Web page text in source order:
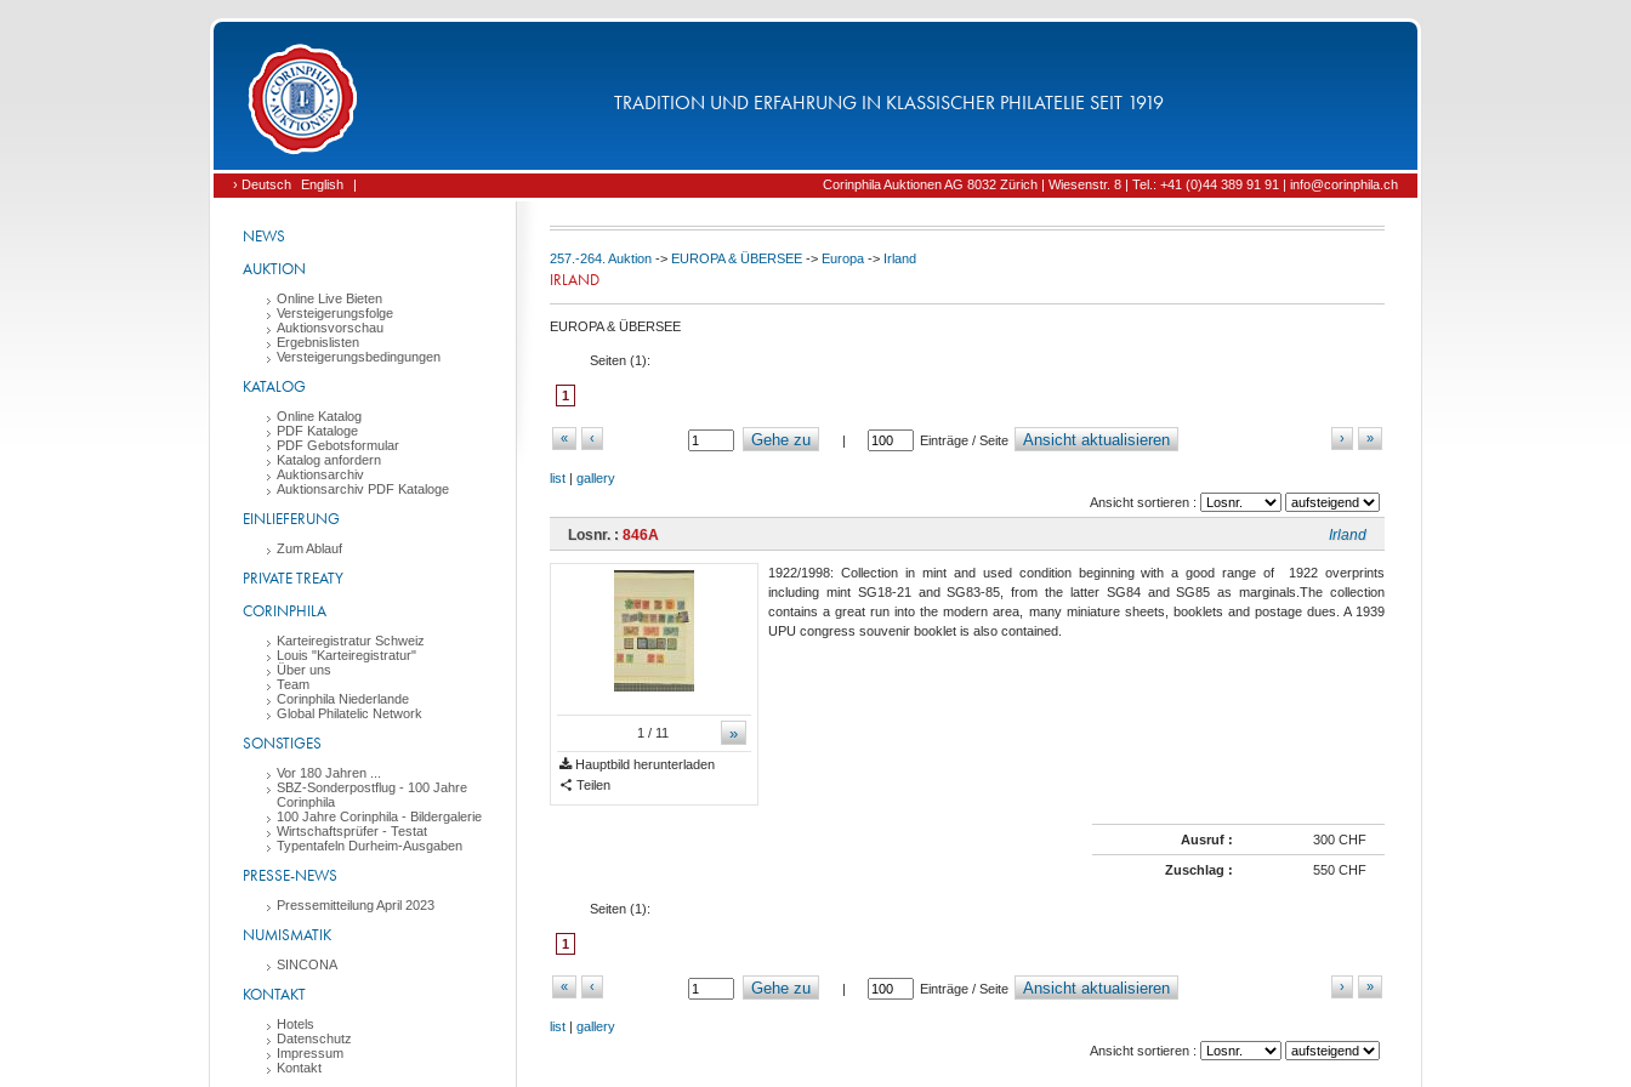
TRADITION UND ERFAHRUNG IN KLASSISCHER PHILATELIE SEIT 1919
› Deutsch English | Corinphila Auktionen AG 8032 Zürich | Wiesenstr. 8 | Tel.: +41 (0)44 389 91 91 | info@corinphila.ch
NEWS
AUKTION
Online Live Bieten
Versteigerungsfolge
Auktionsvorschau
Ergebnislisten
Versteigerungsbedingungen
KATALOG
Online Katalog
PDF Kataloge
PDF Gebotsformular
Katalog anfordern
Auktionsarchiv
Auktionsarchiv PDF Kataloge
EINLIEFERUNG
Zum Ablauf
PRIVATE TREATY
CORINPHILA
Karteiregistratur Schweiz
Louis "Karteiregistratur"
Über uns
Team
Corinphila Niederlande
Global Philatelic Network
SONSTIGES
Vor 180 Jahren ...
SBZ-Sonderpostflug - 100 Jahre
Corinphila
100 Jahre Corinphila - Bildergalerie
Wirtschaftsprüfer - Testat
Typentafeln Durheim-Ausgaben
PRESSE-NEWS
Pressemitteilung April 2023
NUMISMATIK
SINCONA
KONTAKT
Hotels
Datenschutz
Impressum
Kontakt
257.-264. Auktion -> EUROPA & ÜBERSEE -> Europa -> Irland
IRLAND
EUROPA & ÜBERSEE
Seiten (1):
1
« ‹ Gehe zu | Einträge / Seite Ansicht aktualisieren »
›
list | gallery
Ansicht sortieren :
Losnr. : 846A Irland
»
1 / 11
Hauptbild herunterladen
Teilen
1922/1998: Collection in mint and used condition beginning with a good range of 1922 overprints
including mint SG18-21 and SG83-85, from the latter SG84 and SG85 as marginals.The collection
contains a great run into the modern area, many miniature sheets, booklets and postage dues. A 1939
UPU congress souvenir booklet is also contained.
Ausruf : 300 CHF
Zuschlag : 550 CHF
Seiten (1):
1
« ‹ Gehe zu | Einträge / Seite Ansicht aktualisieren »
›
list | gallery
Ansicht sortieren :